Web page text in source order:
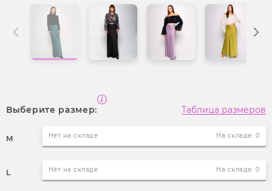
Выберите размер: Таблица размеров
M Нет на складе На складе: 0
L Нет на складе На складе: 0